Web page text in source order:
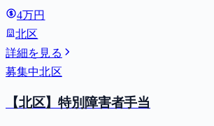
4万円
北区
詳細を見る
募集中北区
【北区】特別障害者手当